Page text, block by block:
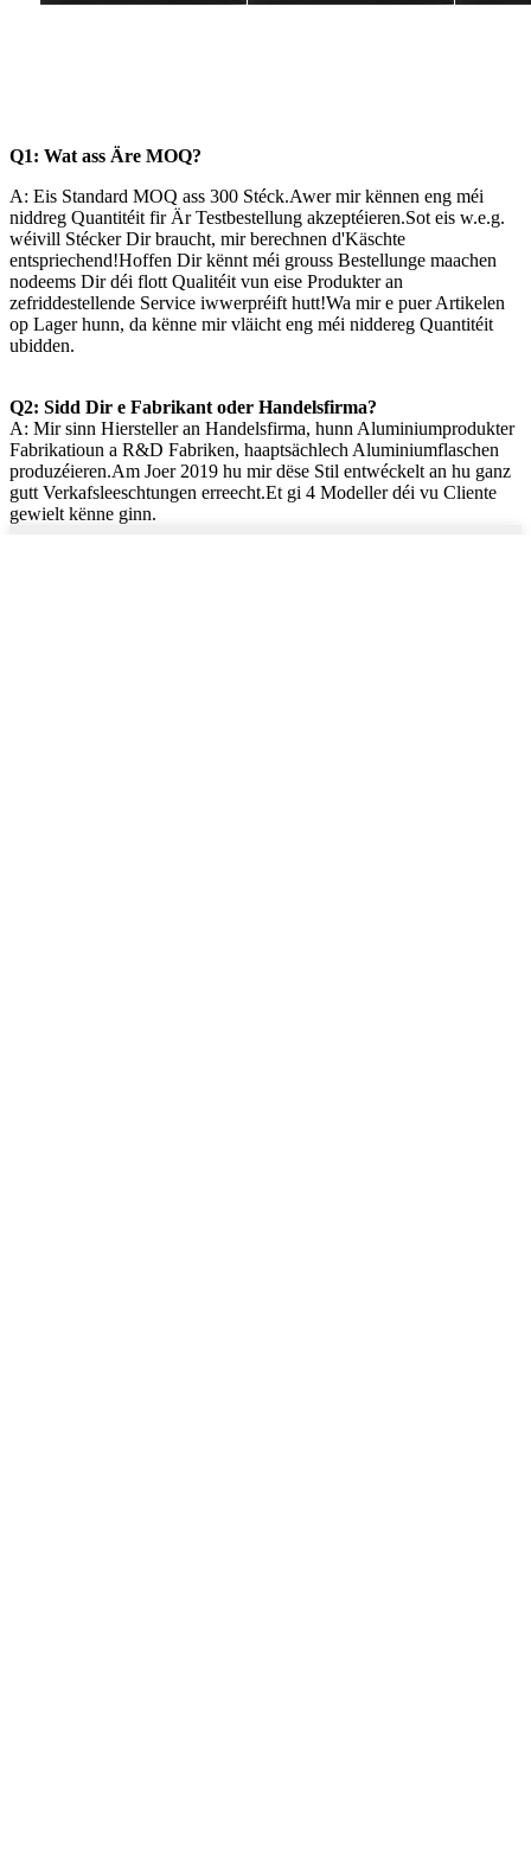
Q1: Wat ass Äre MOQ?
A: Eis Standard MOQ ass 300 Stéck.Awer mir kënnen eng méi
niddreg Quantitéit fir Är Testbestellung akzeptéieren.Sot eis w.e.g.
wéivill Stécker Dir braucht, mir berechnen d'Käschte
entspriechend!Hoffen Dir kënnt méi grouss Bestellunge maachen
nodeems Dir déi flott Qualitéit vun eise Produkter an
zefriddestellende Service iwwerpréift hutt!Wa mir e puer Artikelen
op Lager hunn, da kënne mir vläicht eng méi niddereg Quantitéit
ubidden.
Q2: Sidd Dir e Fabrikant oder Handelsfirma?
A: Mir sinn Hiersteller an Handelsfirma, hunn Aluminiumprodukter
Fabrikatioun a R&D Fabriken, haaptsächlech Aluminiumflaschen
produzéieren.Am Joer 2019 hu mir dëse Stil entwéckelt an hu ganz
gutt Verkafsleeschtungen erreecht.Et gi 4 Modeller déi vu Cliente
gewielt kënne ginn.